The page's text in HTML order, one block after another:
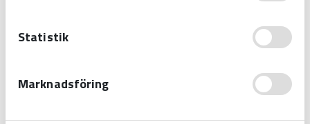
Statistik
Marknadsföring